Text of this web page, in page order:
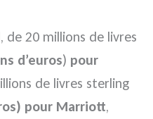
de 20 millions de livres
d’euros) pour
de livres sterling
pour Marriott,